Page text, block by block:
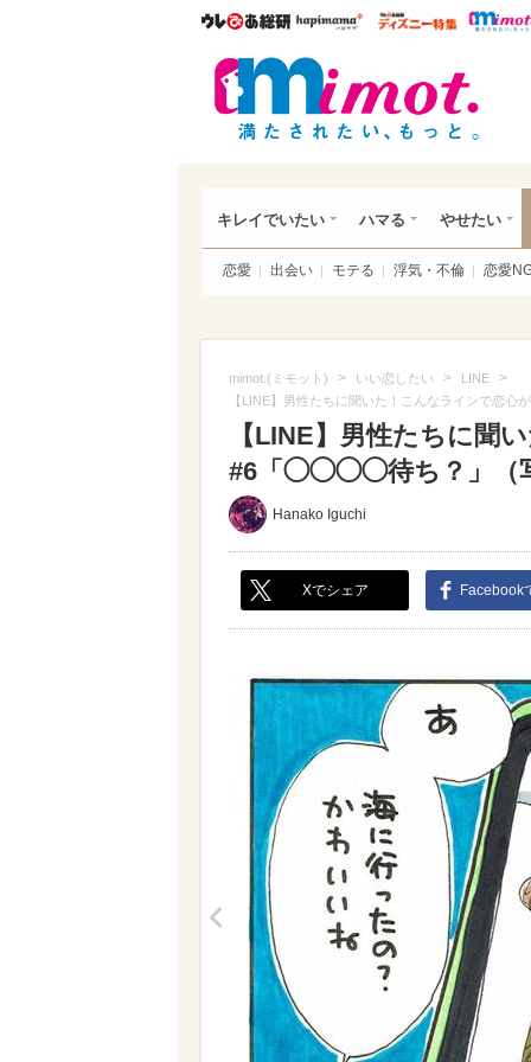
ウレぴあ総研ハピママ*
ウレぴ
キレイでいたい ハマる やせたい
恋愛 出会い モテる 浮気・不倫 恋愛
mimot.(ミモット) > いい恋したい > LINE >
【LINE】男性たちに聞いた！こんなラインで恋
【LINE】男性たちに聞
#6「◯◯◯◯待ち？」（
Hanako Iguchi
Xでシェア Facebook